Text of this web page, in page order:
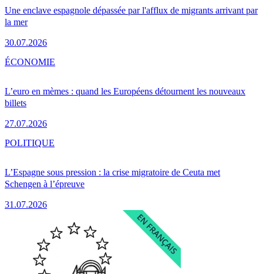
Une enclave espagnole dépassée par l'afflux de migrants arrivant par
la mer
30.07.2026
L’euro en mèmes : quand les Européens détournent les nouveaux
billets
27.07.2026
ÉCONOMIE
L’Espagne sous pression : la crise migratoire de Ceuta met
Schengen à l’épreuve
31.07.2026
POLITIQUE